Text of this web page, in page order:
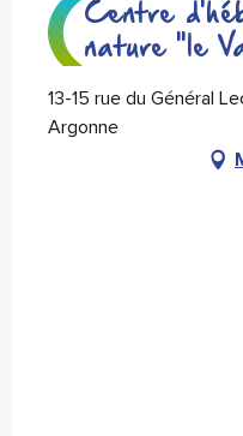
Centre
nature "le
13-15 rue du Général
Argonne